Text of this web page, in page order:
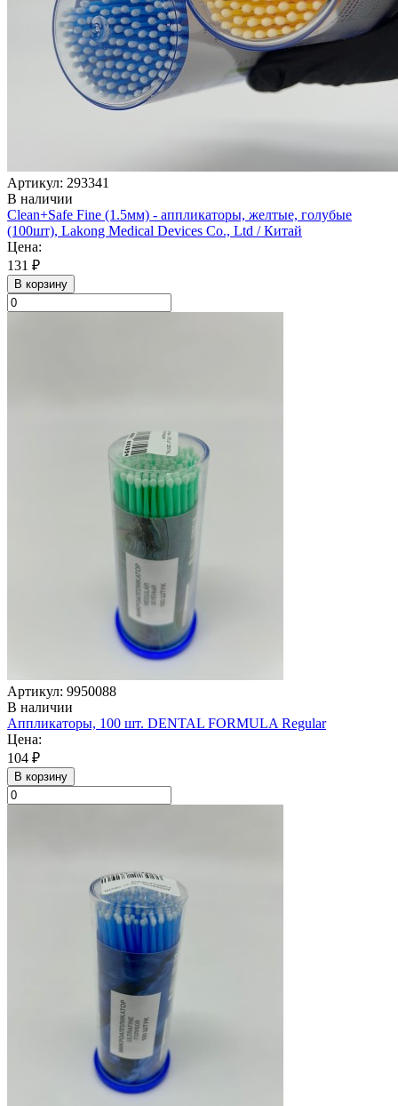
Артикул: 293341
В наличии
Clean+Safe Fine (1.5мм) - аппликаторы, желтые, голубые
(100шт), Lakong Medical Devices Co., Ltd / Китай
Цена:
131 ₽
В корзину
Артикул: 9950088
В наличии
Аппликаторы, 100 шт. DENTAL FORMULA Regular
Цена:
104 ₽
В корзину